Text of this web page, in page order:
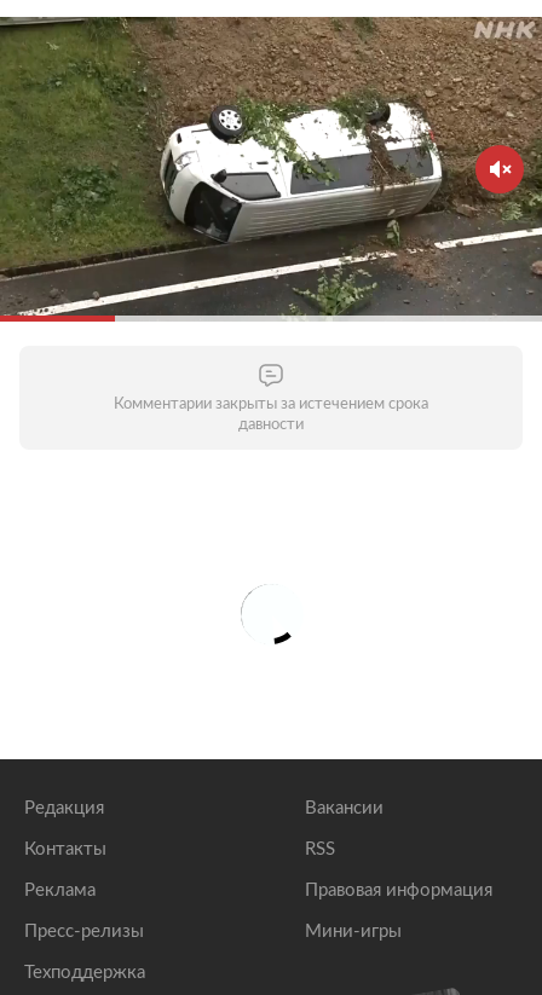
Комментарии закрыты за истечением срока
давности
Редакция
Контакты
Реклама
Пресс-релизы
Техподдержка
Вакансии
RSS
Правовая информация
Мини-игры